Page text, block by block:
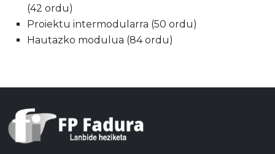
(42 ordu)
Proiektu intermodularra (50 ordu)
Hautazko modulua (84 ordu)